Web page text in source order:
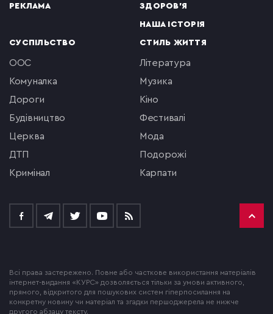
РЕКЛАМА ЗДОРОВ'Я
НАША ІСТОРІЯ
СУСПІЛЬСТВО
ООС
комуналка
Дороги
будівництво
церква
ДТП
кримінал
СТИЛЬ ЖИТТЯ
література
музика
кіно
фестивалі
мода
подорожі
Карпати
Всі права застережено. Повне або часткове використання матеріалів
інтернет-видання «КУРС» дозволяється тільки за умови активного,
прямого, відкритого для пошукових систем гіперпосилання на
конкретну новину чи матеріал та згадки першоджерела не нижче
другого абзацу тексту.